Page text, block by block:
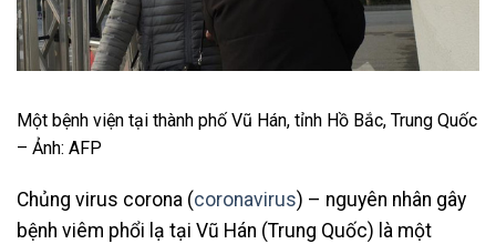
Một bệnh viện tại thành phố Vũ Hán, tỉnh Hồ Bắc, Trung Quốc
– Ảnh: AFP
Chủng virus corona (coronavirus) – nguyên nhân gây
bệnh viêm phổi lạ tại Vũ Hán (Trung Quốc) là một